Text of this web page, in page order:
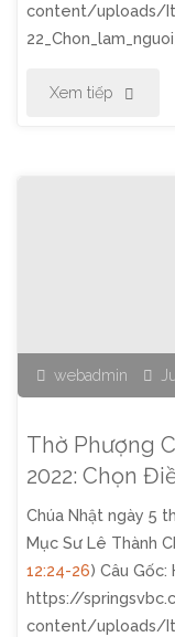
content/uploads/
Xem tiếp "Thờ
Tháng
2022:
Chọn
Làm
Người
webadmin
Thờ Phượng
2022: Chọn
Chúa Nhật ngày 5
Mục Sư Lê Thành
12:24-26) Câu
https://
content/uploads/